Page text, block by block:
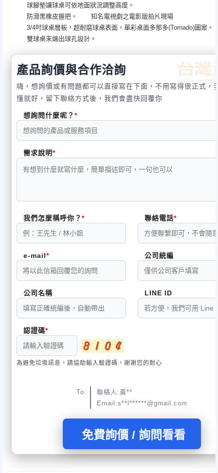
球腳墊讓球桌可依地面狀況調整高度。
防滑黑橡皮握把。
3/4吋球桌層板， 超耐磨球桌表面，單彩桌面多那多(Tornado)圖案。
雙球桌末端出球孔設計。
長度 寬度 高度
Sport
142cm 76cm
知名電視劇之電影版拍片現場
產品詢價與合作洽詢
嗨，想詢價或有問題都可以直接寫在下面，不用寫得很正式，
懂就好，留下聯絡方式後，我們會盡快回覆你
想詢問什麼呢？
需求說明
我們怎麼稱呼你？ 聯絡電話
e-mail 公司統編
公司名稱 LINE ID
認證碼
為避免垃圾訊息，請協助輸入驗證碼，謝謝您的耐心
To:
聯絡人:黃**
Email:s**l******@gmail.com
免費詢價 / 詢問看看